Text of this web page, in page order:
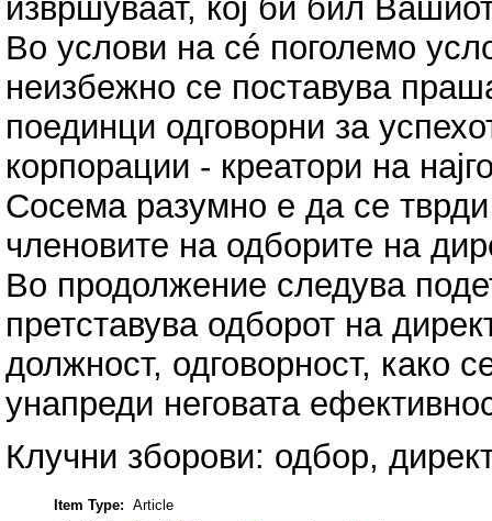
извршуваат, кој би бил
Во услови на сé поголемо
неизбежно се поставува
поединци одговорни за
корпорации - креатори на
Сосема разумно е да се
членовите на одборите на
Во продолжение следува
претставува одборот на
должност, одговорност, како
унапреди неговата
Клучни зборови: одбор,
Item Type: Article